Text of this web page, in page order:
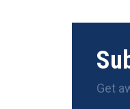
Get